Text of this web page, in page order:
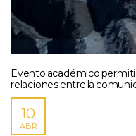
Evento académico
relaciones entre la
10
ABR